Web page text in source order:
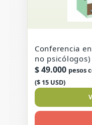
Conferencia
no psicólogos)
$49.000 pesos
($ 15 USD)